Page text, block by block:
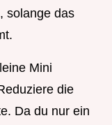
solange das
Mini
die
Da du nur ein